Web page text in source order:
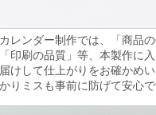
レンダー制作では、「商品
印刷の品質」等、本製作に
けして仕上がりをお確かめ
りミスも事前に防げて安心で